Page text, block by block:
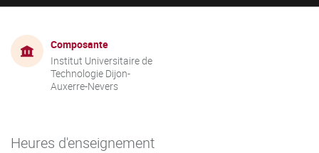
Composante
Institut Universitaire de
Technologie Dijon-
Auxerre-Nevers
Heures d'enseignement